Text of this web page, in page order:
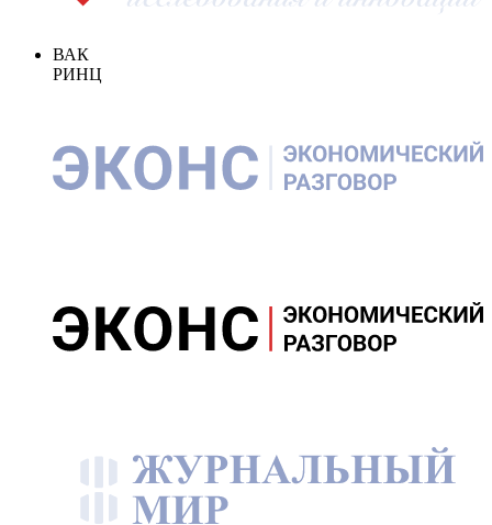
ВАК
РИНЦ